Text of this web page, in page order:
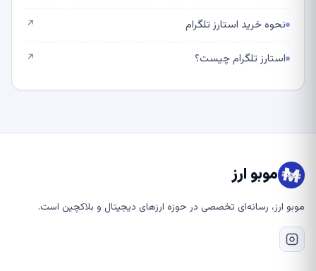
نحوه خرید استارز تلگرام ↗
استارز تلگرام چیست؟ ↗
موبو ارز
موبو ارز، رسانه‌ای تخصصی در حوزه ارزهای دیجیتال و بلاکچین است.